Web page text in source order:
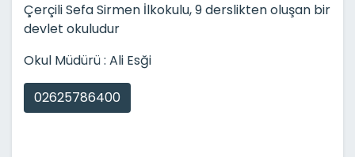
Çerçili Sefa Sirmen İlkokulu, 9 derslikten oluşan bir
devlet okuludur
Okul Müdürü : Ali Esği
02625786400